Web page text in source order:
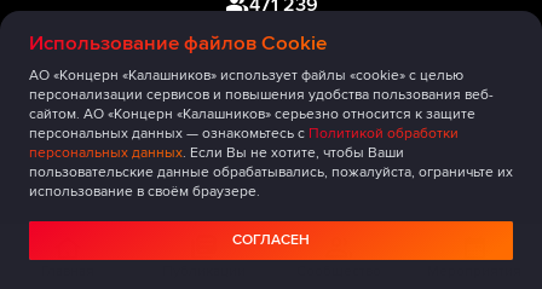
Использование файлов Cookie
АО «Концерн «Калашников» использует файлы «cookie» с целью
персонализации сервисов и повышения удобства пользования веб-
сайтом. АО «Концерн «Калашников» серьезно относится к защите
персональных данных — ознакомьтесь с Политикой обработки
персональных данных. Если Вы не хотите, чтобы Ваши
пользовательские данные обрабатывались, пожалуйста, ограничьте их
использование в своём браузере.
СОГЛАСЕН
471 239